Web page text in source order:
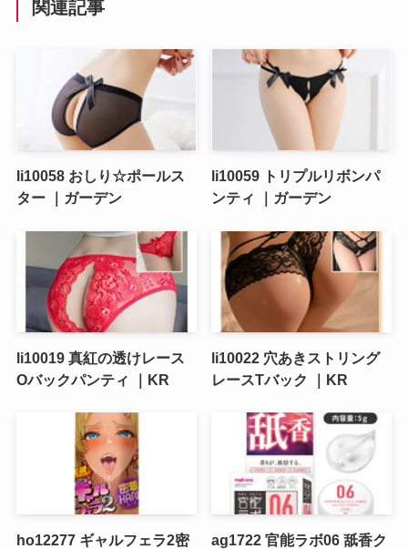
関連記事
li10058 おしり☆ポールス
ター ｜ガーデン
li10059 トリプルリボンパ
ンティ ｜ガーデン
li10019 真紅の透けレース
Oバックパンティ ｜KR
li10022 穴あきストリング
レースTバック ｜KR
ho12277 ギャルフェラ2密
ag1722 官能ラボ06 舐香ク